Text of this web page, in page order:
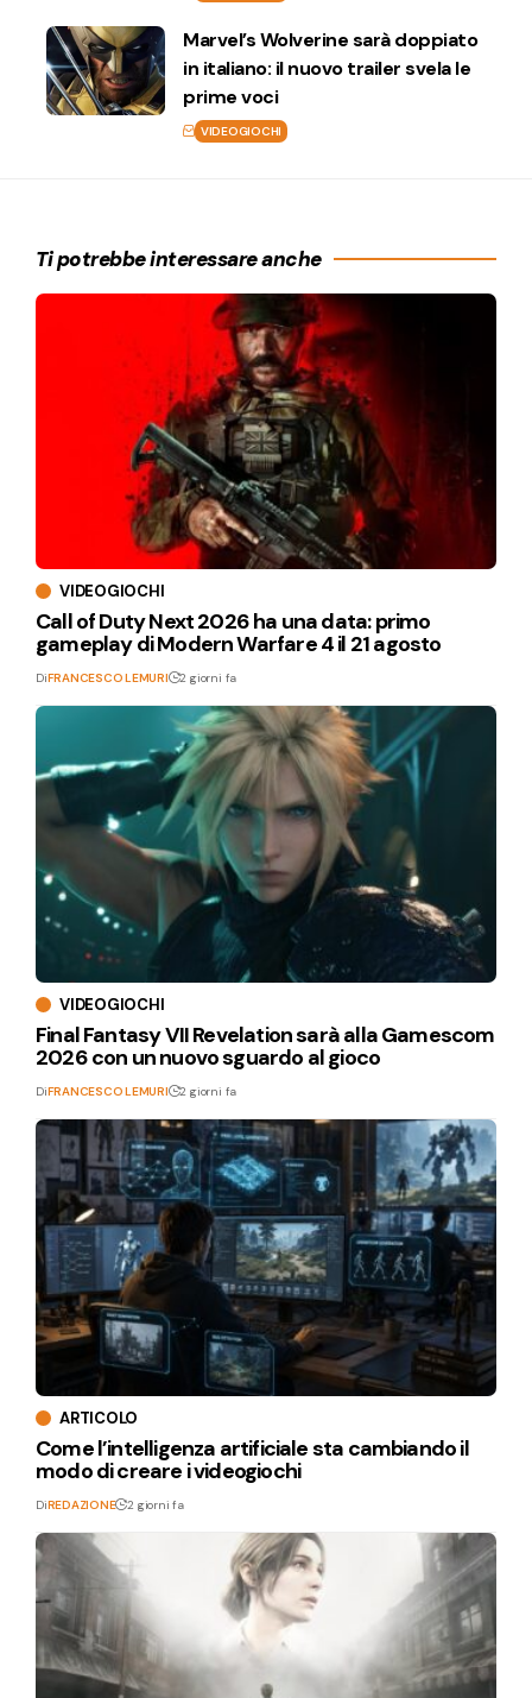
Marvel’s Wolverine sarà doppiato
in italiano: il nuovo trailer svela le
prime voci
VIDEOGIOCHI
Ti potrebbe interessare anche
VIDEOGIOCHI
Call of Duty Next 2026 ha una data: primo
gameplay di Modern Warfare 4 il 21 agosto
DiFRANCESCO LEMURI 2 giorni fa
VIDEOGIOCHI
Final Fantasy VII Revelation sarà alla Gamescom
2026 con un nuovo sguardo al gioco
DiFRANCESCO LEMURI 2 giorni fa
ARTICOLO
Come l’intelligenza artificiale sta cambiando il
modo di creare i videogiochi
DiREDAZIONE 2 giorni fa